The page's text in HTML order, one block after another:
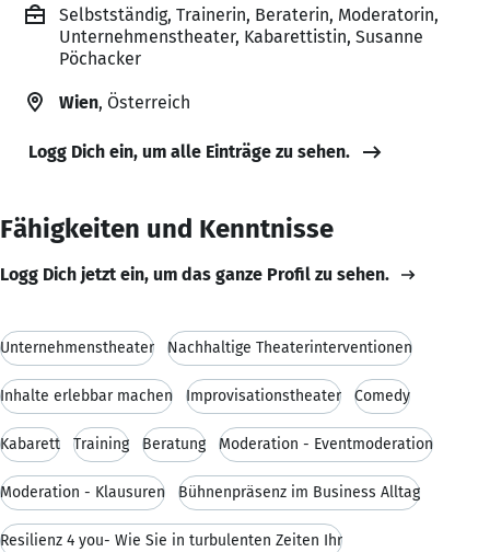
Selbstständig, Trainerin, Beraterin, Moderatorin,
Unternehmenstheater, Kabarettistin, Susanne
Pöchacker
Wien, Österreich
Logg Dich ein, um alle Einträge zu sehen.
Fähigkeiten und Kenntnisse
Logg Dich jetzt ein, um das ganze Profil zu sehen.
Unternehmenstheater Nachhaltige Theaterinterventionen
Inhalte erlebbar machen Improvisationstheater Comedy
Kabarett Training Beratung Moderation - Eventmoderation
Moderation - Klausuren Bühnenpräsenz im Business Alltag
Resilienz 4 you- Wie Sie in turbulenten Zeiten Ihr